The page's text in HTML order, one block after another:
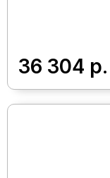
36 304 р.